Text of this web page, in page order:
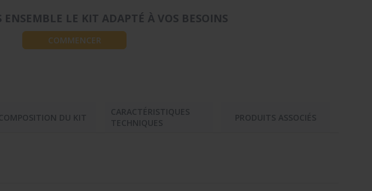
LE KIT ADAPTÉ À VOS BESOINS
COMMENCER
DU KIT
CARACTÉRISTIQUES
TECHNIQUES
PRODUITS ASSOCIÉS